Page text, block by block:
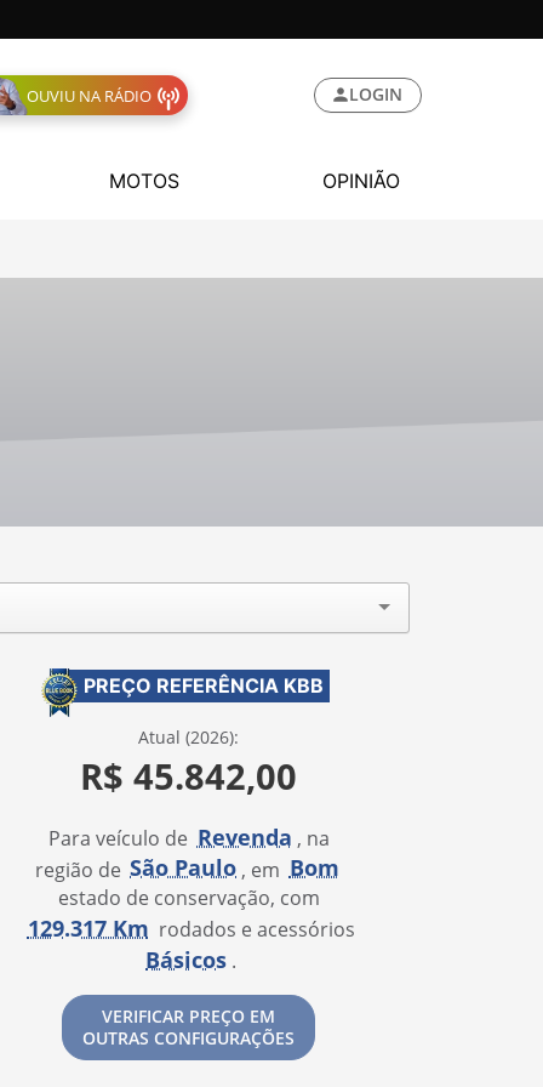
OUVIU NA RÁDIO LOGIN
MOTOS OPINIÃO
PREÇO REFERÊNCIA KBB
Atual (2026):
R$ 45.842,00
Para veículo de Revenda , na
região de São Paulo , em Bom
estado de conservação, com
129.317 Km rodados e acessórios
Básicos .
VERIFICAR PREÇO EM
OUTRAS CONFIGURAÇÕES